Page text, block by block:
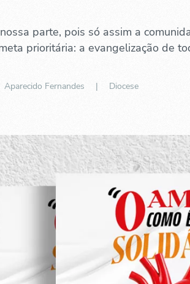
parte, pois só assim a
prioritária: a evangelização de
Fernandes | Diocese